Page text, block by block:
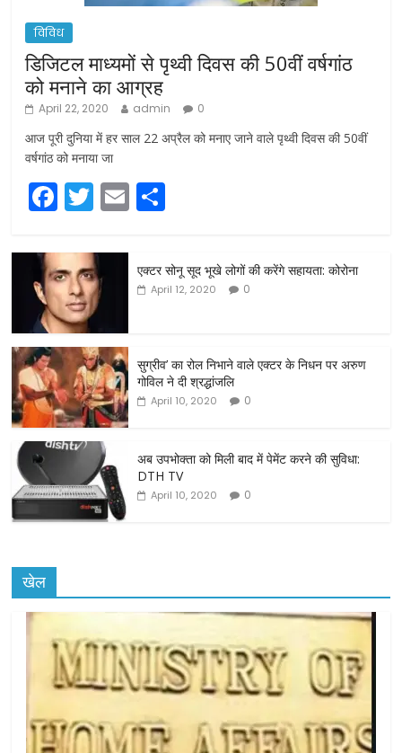
विविध
डिजिटल माध्यमों से पृथ्वी दिवस की 50वीं वर्षगांठ
को मनाने का आग्रह
April 22, 2020 admin 0
आज पूरी दुनिया में हर साल 22 अप्रैल को मनाए जाने वाले पृथ्वी दिवस की 50वीं
वर्षगांठ को मनाया जा
F
a
c
e
b
o
o
k
T
w
itt
er
E
m
ar
e
एक्टर सोनू सूद भूखे लोगों की करेंगे सहायता: कोरोना
April 12, 2020 0
सुग्रीव’ का रोल निभाने वाले एक्टर के निधन पर अरुण
गोविल ने दी श्रद्धांजलि
April 10, 2020 0
अब उपभोक्ता को मिली बाद में पेमेंट करने की सुविधा:
DTH TV
April 10, 2020 0
खेल